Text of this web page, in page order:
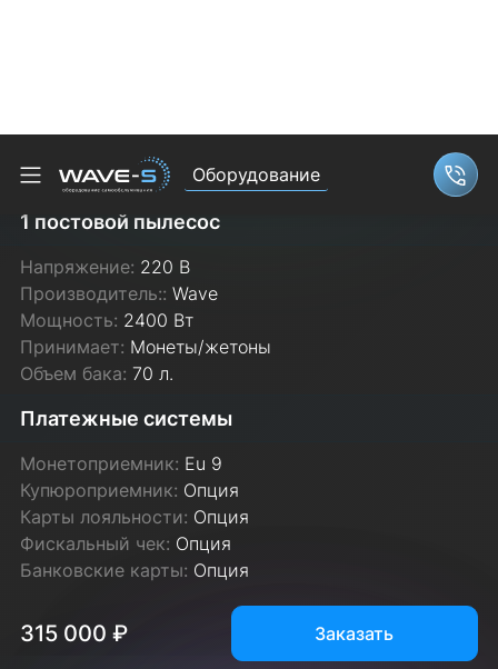
1 постовой пылесос
Напряжение: 220 В
Производитель::Wave
Мощность: 2400 Вт
Принимает: Монеты/жетоны
Объем бака: 70 л.
Платежные системы
Монетоприемник: Eu 9
Купюроприемник: Опция
Карты лояльности: Опция
Фискальный чек: Опция
Банковские карты: Опция
315 000 ₽ Заказать